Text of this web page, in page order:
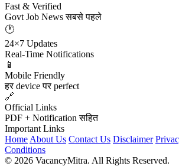
Fast & Verified
Govt Job News सबसे पहले
🕐
24×7 Updates
Real-Time Notifications
📱
Mobile Friendly
हर device पर perfect
🔗
Official Links
PDF + Notification सहित
Important Links
Home About Us Contact Us Disclaimer
Conditions
© 2026 VacancyMitra. All Rights Reserved.